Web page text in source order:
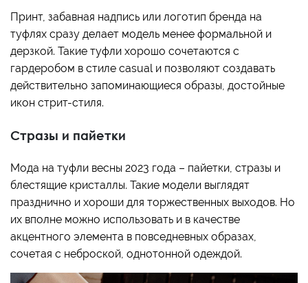
Принт, забавная надпись или логотип бренда на
туфлях сразу делает модель менее формальной и
дерзкой. Такие туфли хорошо сочетаются с
гардеробом в стиле casual и позволяют создавать
действительно запоминающиеся образы, достойные
икон стрит-стиля.
Стразы и пайетки
Мода на туфли весны 2023 года – пайетки, стразы и
блестящие кристаллы. Такие модели выглядят
празднично и хороши для торжественных выходов. Но
их вполне можно использовать и в качестве
акцентного элемента в повседневных образах,
сочетая с неброской, однотонной одеждой.